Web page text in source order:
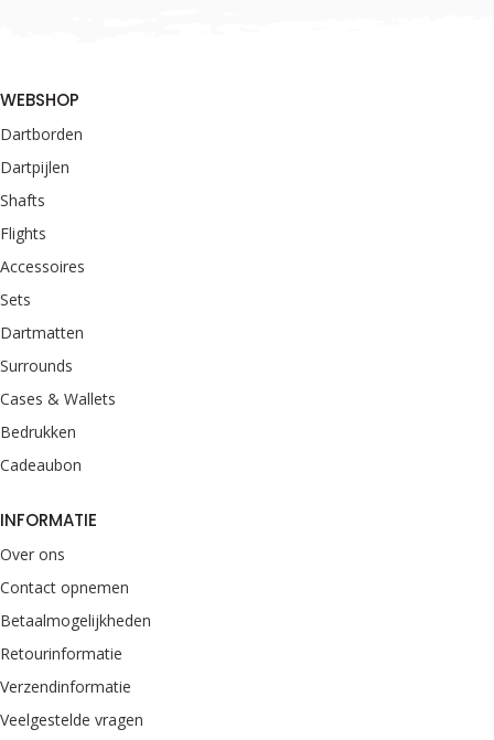
WEBSHOP
Dartborden
Dartpijlen
Shafts
Flights
Accessoires
Sets
Dartmatten
Surrounds
Cases & Wallets
Bedrukken
Cadeaubon
INFORMATIE
Over ons
Contact opnemen
Betaalmogelijkheden
Retourinformatie
Verzendinformatie
Veelgestelde vragen